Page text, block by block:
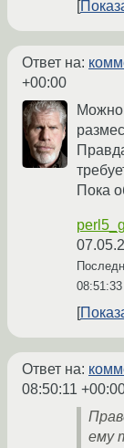
Ответ на:
+00:00
Пока
Ответ на:
08:50:11
ему